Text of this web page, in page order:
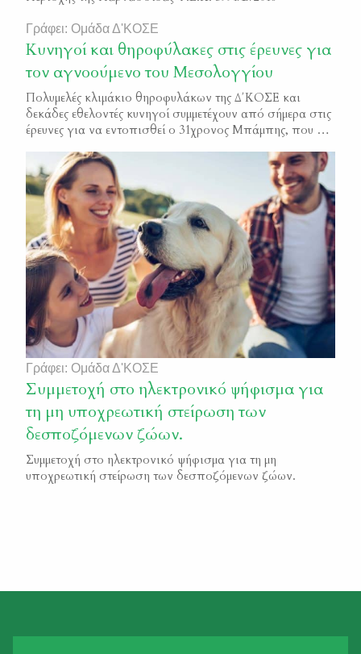
Γράφει: Ομάδα Δ'ΚΟΣΕ
Κυνηγοί και θηροφύλακες στις έρευνες για
τον αγνοούμενο του Μεσολογγίου
Πολυμελές κλιμάκιο θηροφυλάκων της Δ΄ΚΟΣΕ και
δεκάδες εθελοντές κυνηγοί συμμετέχουν από σήμερα στις
έρευνες για να εντοπισθεί ο 31χρονος Μπάμπης, που για
ομάδες θηροφυλάκων και κυνηγών χτένισαν σήμερα
περιοχές του κάμπου στο Ευηνοχώρι, καθώς εκεί
εντοπίστηκε για τελευταία φορά το στίγμα του
αγνοούμενου. Η συμμετοχή τους στις […]
Γράφει: Ομάδα Δ'ΚΟΣΕ
Συμμετοχή στο ηλεκτρονικό ψήφισμα για
τη μη υποχρεωτική στείρωση των
δεσποζόμενων ζώων.
Συμμετοχή στο ηλεκτρονικό ψήφισμα για τη μη
υποχρεωτική στείρωση των δεσποζόμενων ζώων.